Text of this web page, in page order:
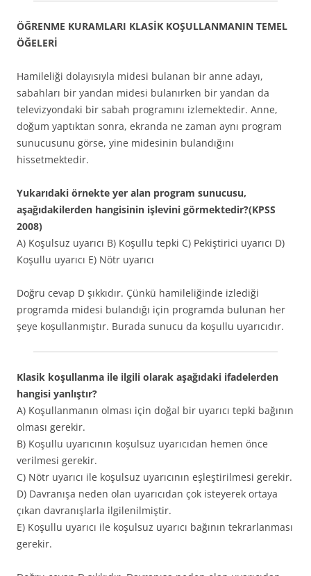
ÖĞRENME KURAMLARI KLASİK KOŞULLANMANIN TEMEL
ÖĞELERİ
Hamileliği dolayısıyla midesi bulanan bir anne adayı,
sabahları bir yandan midesi bulanırken bir yandan da
televizyondaki bir sabah programını izlemektedir. Anne,
doğum yaptıktan sonra, ekranda ne zaman aynı program
sunucusunu görse, yine midesinin bulandığını
hissetmektedir.
Yukarıdaki örnekte yer alan program sunucusu,
aşağıdakilerden hangisinin işlevini görmektedir?(KPSS
2008)
A) Koşulsuz uyarıcı B) Koşullu tepki C) Pekiştirici uyarıcı D)
Koşullu uyarıcı E) Nötr uyarıcı
Doğru cevap D şıkkıdır. Çünkü hamileliğinde izlediği
programda midesi bulandığı için programda bulunan her
şeye koşullanmıştır. Burada sunucu da koşullu uyarıcıdır.
Klasik koşullanma ile ilgili olarak aşağıdaki ifadelerden
hangisi yanlıştır?
A) Koşullanmanın olması için doğal bir uyarıcı tepki bağının
olması gerekir.
B) Koşullu uyarıcının koşulsuz uyarıcıdan hemen önce
verilmesi gerekir.
C) Nötr uyarıcı ile koşulsuz uyarıcının eşleştirilmesi gerekir.
D) Davranışa neden olan uyarıcıdan çok isteyerek ortaya
çıkan davranışlarla ilgilenilmiştir.
E) Koşullu uyarıcı ile koşulsuz uyarıcı bağının tekrarlanması
gerekir.